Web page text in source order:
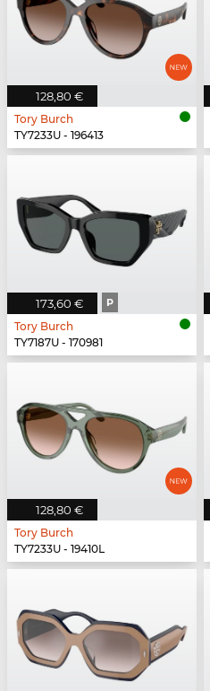
128,80 €
Tory Burch
TY7233U - 196413
173,60 € P
Tory Burch
TY7187U - 170981
128,80 €
Tory Burch
TY7233U - 19410L